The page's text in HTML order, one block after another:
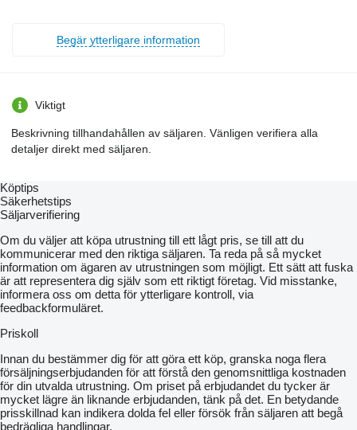
Begär ytterligare information
Viktigt
Beskrivning tillhandahållen av säljaren. Vänligen verifiera alla
detaljer direkt med säljaren.
Köptips
Säkerhetstips
Säljarverifiering
Om du väljer att köpa utrustning till ett lågt pris, se till att du
kommunicerar med den riktiga säljaren. Ta reda på så mycket
information om ägaren av utrustningen som möjligt. Ett sätt att fuska
är att representera dig själv som ett riktigt företag. Vid misstanke,
informera oss om detta för ytterligare kontroll, via
feedbackformuläret.
Priskoll
Innan du bestämmer dig för att göra ett köp, granska noga flera
försäljningserbjudanden för att förstå den genomsnittliga kostnaden
för din utvalda utrustning. Om priset på erbjudandet du tycker är
mycket lägre än liknande erbjudanden, tänk på det. En betydande
prisskillnad kan indikera dolda fel eller försök från säljaren att begå
bedrägliga handlingar.